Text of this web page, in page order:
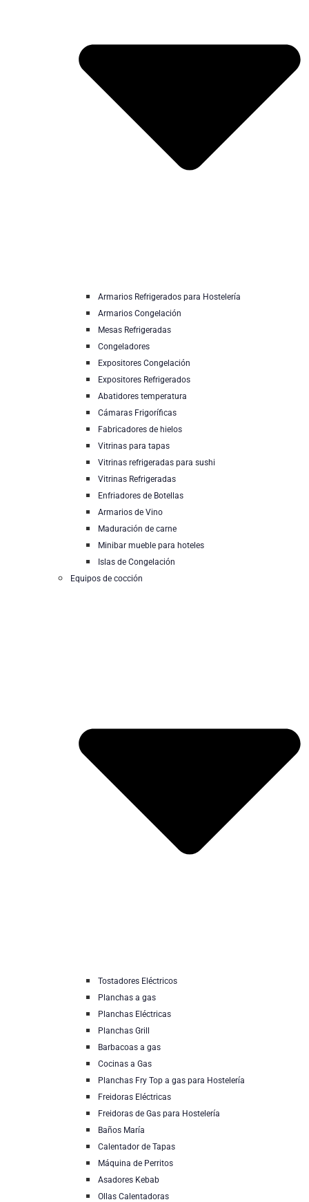
Armarios Refrigerados para Hostelería
Armarios Congelación
Mesas Refrigeradas
Congeladores
Expositores Congelación
Expositores Refrigerados
Abatidores temperatura
Cámaras Frigoríficas
Fabricadores de hielos
Vitrinas para tapas
Vitrinas refrigeradas para sushi
Vitrinas Refrigeradas
Enfriadores de Botellas
Armarios de Vino
Maduración de carne
Minibar mueble para hoteles
Islas de Congelación
Equipos de cocción
Tostadores Eléctricos
Planchas a gas
Planchas Eléctricas
Planchas Grill
Barbacoas a gas
Cocinas a Gas
Planchas Fry Top a gas para Hostelería
Freidoras Eléctricas
Freidoras de Gas para Hostelería
Baños María
Calentador de Tapas
Máquina de Perritos
Asadores Kebab
Ollas Calentadoras